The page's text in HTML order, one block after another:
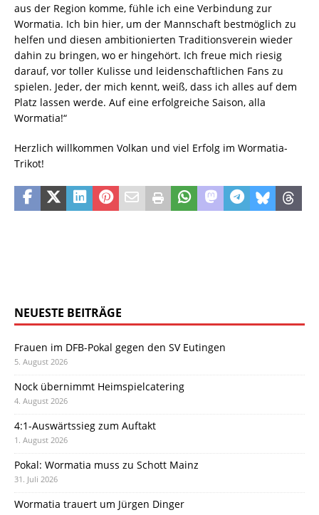
aus der Region komme, fühle ich eine Verbindung zur
Wormatia. Ich bin hier, um der Mannschaft bestmöglich zu
helfen und diesen ambitionierten Traditionsverein wieder
dahin zu bringen, wo er hingehört. Ich freue mich riesig
darauf, vor toller Kulisse und leidenschaftlichen Fans zu
spielen. Jeder, der mich kennt, weiß, dass ich alles auf dem
Platz lassen werde. Auf eine erfolgreiche Saison, alla
Wormatia!“
Herzlich willkommen Volkan und viel Erfolg im Wormatia-
Trikot!
NEUESTE BEITRÄGE
Frauen im DFB-Pokal gegen den SV Eutingen
5. August 2026
Nock übernimmt Heimspielcatering
4. August 2026
4:1-Auswärtssieg zum Auftakt
1. August 2026
Pokal: Wormatia muss zu Schott Mainz
31. Juli 2026
Wormatia trauert um Jürgen Dinger